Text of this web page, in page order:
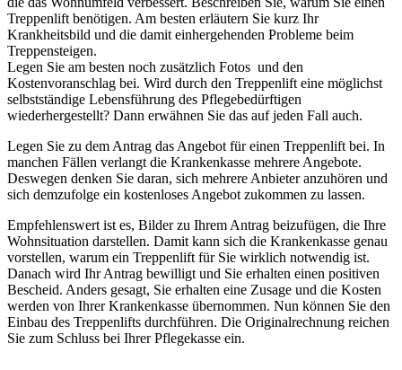
Treppenlift benötigen. Am besten erläutern Sie kurz Ihr
Krankheitsbild und die damit einhergehenden Probleme beim
Treppensteigen.
Legen Sie am besten noch zusätzlich Fotos und den
Kostenvoranschlag bei. Wird durch den Treppenlift eine möglichst
selbstständige Lebensführung des Pflegebedürftigen
wiederhergestellt? Dann erwähnen Sie das auf jeden Fall auch.
Legen Sie zu dem Antrag das Angebot für einen Treppenlift bei. In
manchen Fällen verlangt die Krankenkasse mehrere Angebote.
Deswegen denken Sie daran, sich mehrere Anbieter anzuhören und
sich demzufolge ein kostenloses Angebot zukommen zu lassen.
Empfehlenswert ist es, Bilder zu Ihrem Antrag beizufügen, die Ihre
Wohnsituation darstellen. Damit kann sich die Krankenkasse genau
vorstellen, warum ein Treppenlift für Sie wirklich notwendig ist.
Danach wird Ihr Antrag bewilligt und Sie erhalten einen positiven
Bescheid. Anders gesagt, Sie erhalten eine Zusage und die Kosten
werden von Ihrer Krankenkasse übernommen. Nun können Sie den
Einbau des Treppenlifts durchführen. Die Originalrechnung reichen
Sie zum Schluss bei Ihrer Pflegekasse ein.